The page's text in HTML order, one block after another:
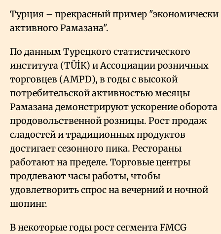
Турция – прекрасный пример "экономически
активного Рамазана".
По данным Турецкого статистического
института (TÜİК) и Ассоциации розничных
торговцев (AMPD), в годы с высокой
потребительской активностью месяцы
Рамазана демонстрируют ускорение оборота
продовольственной розницы. Рост продаж
сладостей и традиционных продуктов
достигает сезонного пика. Рестораны
работают на пределе. Торговые центры
продлевают часы работы, чтобы
удовлетворить спрос на вечерний и ночной
шопинг.
В некоторые годы рост сегмента FMCG